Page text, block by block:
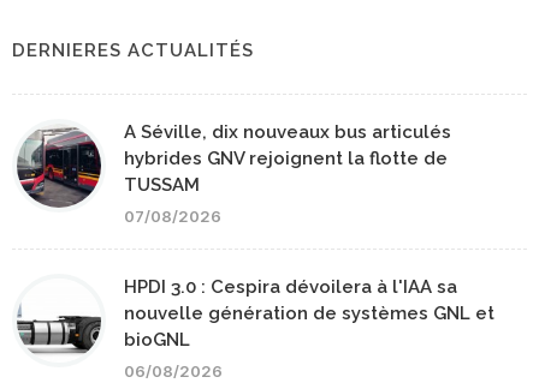
DERNIERES ACTUALITÉS
A Séville, dix nouveaux bus articulés
hybrides GNV rejoignent la flotte de
TUSSAM
07/08/2026
HPDI 3.0 : Cespira dévoilera à l'IAA sa
nouvelle génération de systèmes GNL et
bioGNL
06/08/2026